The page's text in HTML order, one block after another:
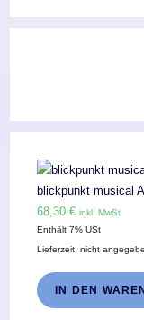
blickpunkt musical
68,30€ inkl. MwSt
Enthält 7% USt
Lieferzeit: nicht
IN DEN